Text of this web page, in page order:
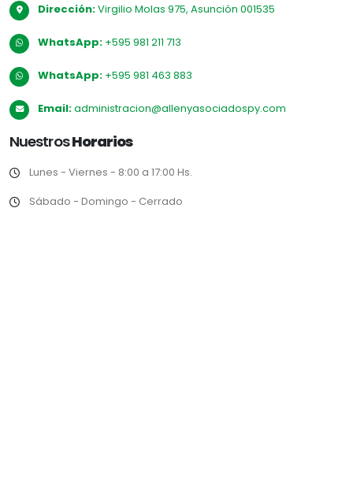
Dirección:Virgilio Molas 975, Asunción 001535
WhatsApp: +595 981 211 713
WhatsApp: +595 981 463 883
Email:administracion@allenyasociadospy.com
NuestrosHorarios
Lunes - Viernes - 8:00 a 17:00 Hs.
Sábado - Domingo - Cerrado